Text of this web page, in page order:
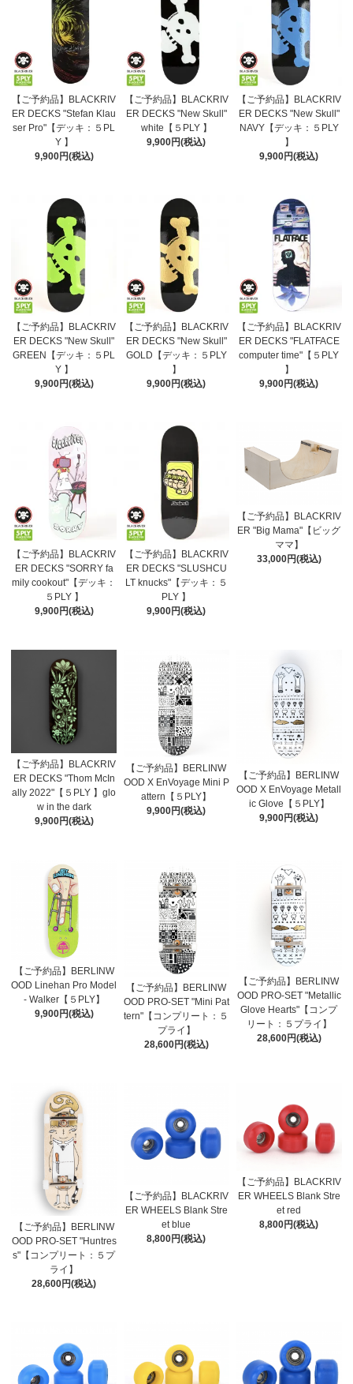
【ご予約品】BLACKRIV
ER DECKS "Stefan Klau
ser Pro"【デッキ：５PL
Y 】
9,900円(税込)
【ご予約品】BLACKRIV
ER DECKS "New Skull"
white【５PLY 】
9,900円(税込)
【ご予約品】BLACKRIV
ER DECKS "New Skull"
NAVY【デッキ：５PLY
】
9,900円(税込)
【ご予約品】BLACKRIV
ER DECKS "New Skull"
GREEN【デッキ：５PL
Y 】
9,900円(税込)
【ご予約品】BLACKRIV
ER DECKS "New Skull"
GOLD【デッキ：５PLY
】
9,900円(税込)
【ご予約品】BLACKRIV
ER DECKS "FLATFACE
computer time"【５PLY
】
9,900円(税込)
【ご予約品】BLACKRIV
ER DECKS "SORRY fa
mily cookout"【デッキ：
５PLY 】
9,900円(税込)
【ご予約品】BLACKRIV
ER DECKS "SLUSHCU
LT knucks"【デッキ：５
PLY 】
9,900円(税込)
【ご予約品】BLACKRIV
ER "Big Mama"【ビッグ
ママ】
33,000円(税込)
【ご予約品】BLACKRIV
ER DECKS "Thom McIn
ally 2022"【５PLY 】glo
w in the dark
9,900円(税込)
【ご予約品】BERLINW
OOD X EnVoyage Mini P
attern【５PLY】
9,900円(税込)
【ご予約品】BERLINW
OOD X EnVoyage Metall
ic Glove【５PLY】
9,900円(税込)
【ご予約品】BERLINW
OOD Linehan Pro Model
- Walker【５PLY】
9,900円(税込)
【ご予約品】BERLINW
OOD PRO-SET "Mini Pat
tern"【コンプリート：５
プライ】
28,600円(税込)
【ご予約品】BERLINW
OOD PRO-SET "Metallic
Glove Hearts"【コンプ
リート：５プライ】
28,600円(税込)
【ご予約品】BERLINW
OOD PRO-SET "Huntres
s"【コンプリート：５プ
ライ】
28,600円(税込)
【ご予約品】BLACKRIV
ER WHEELS Blank Stre
et blue
8,800円(税込)
【ご予約品】BLACKRIV
ER WHEELS Blank Stre
et red
8,800円(税込)